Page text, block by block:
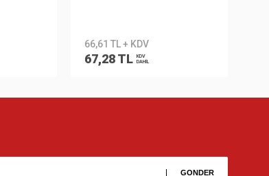
66,61 TL + KDV
67,28 TL
KDV
DAHİL